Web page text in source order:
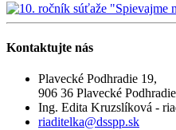
Kontaktujte nás
Plavecké Podhradie 19,
906 36 Plavecké Podhradie
Ing. Edita Kruzslíková -
riaditelka@dsspp.sk